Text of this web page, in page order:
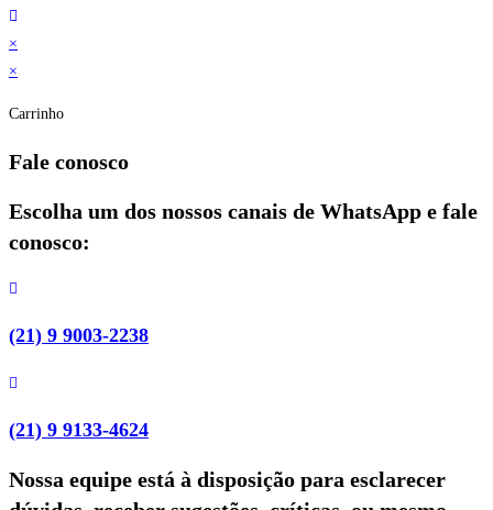
×
×
Carrinho
Fale conosco
Escolha um dos nossos canais de WhatsApp e fale
conosco:
(21) 9 9003-2238
(21) 9 9133-4624
Nossa equipe está à disposição para esclarecer